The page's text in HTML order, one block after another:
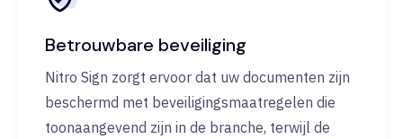
Betrouwbare beveiliging
Nitro Sign zorgt ervoor dat uw documenten zijn
beschermd met beveiligingsmaatregelen die
toonaangevend zijn in de branche, terwijl de